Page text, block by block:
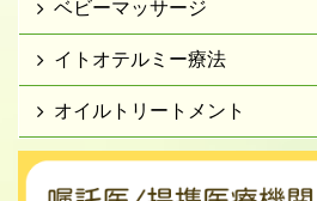
ベビーマッサージ
イトオテルミー療法
オイルトリートメント